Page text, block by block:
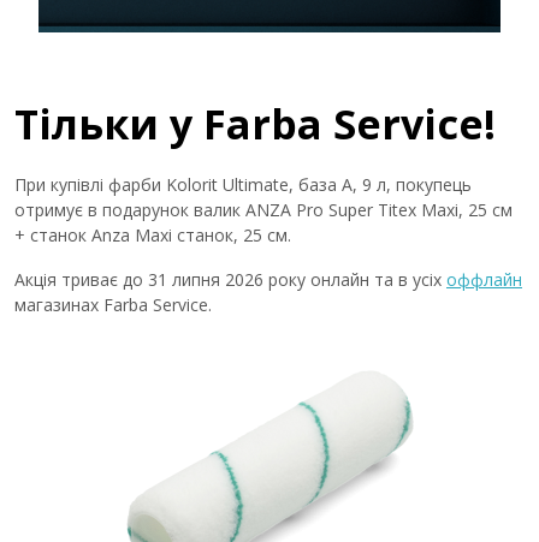
Тільки у Farba Service!
При купівлі фарби Kolorit Ultimate, база А, 9 л, покупець
отримує в подарунок валик ANZA Pro Super Titex Maxi, 25 cм
+ станок Anza Maxi cтанок, 25 см.
Акція триває до 31 липня 2026 року онлайн та в усіх оффлайн
магазинах Farba Service.